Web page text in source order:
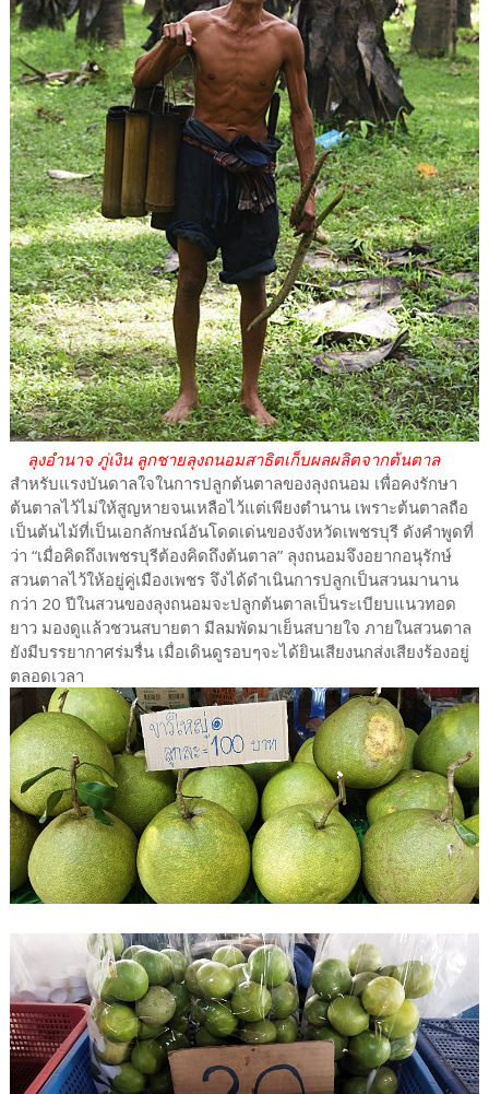
ลุงอำนาจ ภู่เงิน ลูกชายลุงถนอมสาธิตเก็บผลผลิตจากต้นตาล
สำหรับแรงบันดาลใจในการปลูกต้นตาลของลุงถนอม เพื่อคงรักษา
ต้นตาลไว้ไม่ให้สูญหายจนเหลือไว้แต่เพียงตำนาน เพราะต้นตาลถือ
เป็นต้นไม้ที่เป็นเอกลักษณ์อันโดดเด่นของจังหวัดเพชรบุรี ดังคำพูดที่
ว่า “เมื่อคิดถึงเพชรบุรีต้องคิดถึงต้นตาล” ลุงถนอมจึงอยากอนุรักษ์
สวนตาลไว้ให้อยู่คู่เมืองเพชร จึงได้ดำเนินการปลูกเป็นสวนมานาน
กว่า 20 ปีในสวนของลุงถนอมจะปลูกต้นตาลเป็นระเบียบแนวทอด
ยาว มองดูแล้วชวนสบายตา มีลมพัดมาเย็นสบายใจ ภายในสวนตาล
ยังมีบรรยากาศร่มรื่น เมื่อเดินดูรอบๆจะได้ยินเสียงนกส่งเสียงร้องอยู่
ตลอดเวลา